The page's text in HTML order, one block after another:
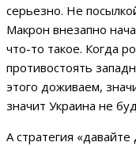
серьезно. Не
Макрон внезапно
что-то такое. Когда
противостоять
этого доживаем,
значит Украина не
А стратегия